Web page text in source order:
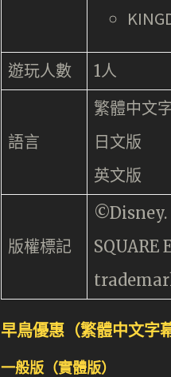
遊玩人數 1人
語言
繁體中文
日文版
英文版
版權標記
©Disney.
早鳥優惠（繁體中文字
一般版（實體版）